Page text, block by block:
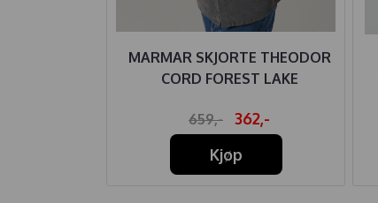
MARMAR SKJORTE THEODOR
CORD FOREST LAKE
659,-
362,-
Kjøp